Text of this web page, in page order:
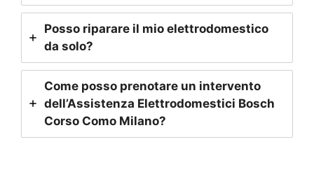
Posso riparare il mio elettrodomestico
da solo?
Come posso prenotare un intervento
dell’Assistenza Elettrodomestici Bosch
Corso Como Milano?